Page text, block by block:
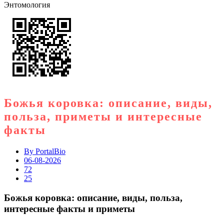
Энтомология
Божья коровка: описание, виды,
польза, приметы и интересные
факты
By PortalBio
06-08-2026
72
25
Божья коровка: описание, виды, польза,
интересные факты и приметы